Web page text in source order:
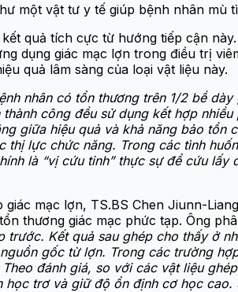
một vật tư y tế giúp bệnh nhân
quả tích cực từ hướng tiếp cận
dụng giác mạc lợn trong điều trị
quả lâm sàng của loại vật liệu này.
nhân có tổn thương trên 1/2 bề
công đều sử dụng kết hợp
giữa hiệu quả và khả năng bảo
thị lực chức năng. Trong các tình
là “vị cứu tinh” thực sự để cứu
giác mạc lợn, TS.BS Chen Jiunn-
thương giác mạc phức tạp. Ông
trước. Kết quả sau ghép cho thấy ở
gốc từ lợn. Trong các trường
đánh giá, so với các vật liệu
trơ và giữ độ ổn định cơ học